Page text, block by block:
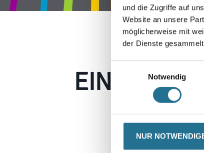
und die Zugriffe auf
Website an unsere
möglicherweise mit
der Dienste
Notwendig
NUR
EIN